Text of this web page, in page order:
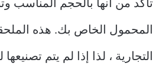
تأكد من أنها بالحجم المناسب
المحمول الخاص بك. هذه
التجارية ، لذا إذا لم يتم تصنيعها